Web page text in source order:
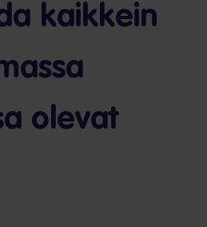
kaikkein
olevat